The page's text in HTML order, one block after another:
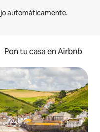
Pon tu casa en Airbnb